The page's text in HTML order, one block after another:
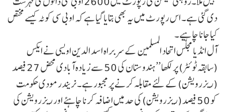
دی گئی ہے۔ اس رپورٹ میں یہ بھی بتایا گیا ہے کہ او بی سی کوٹہ کیسے مختص
کیا جانا چاہیے۔
آل انڈیا مجلس اتحاد المسلمین کے سربراہ اسد الدین اویسی نے ایکس
(سابقہ ٹوئٹر) پر لکھا ’’ہندوستان کی 50 سے زیادہ آبادی محض 27 فیصد
(ریزرویشن) کے لئے مقابلہ کرنے پر مجبور ہے۔ نریندر مودی حکومت
کو 50 فیصد (ریزرویشن) کی حد میں اضافہ کرنا چاہئے اور ریزرویشن کی